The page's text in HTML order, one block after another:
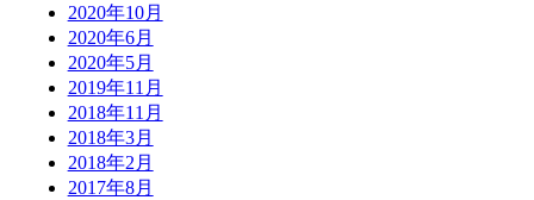
2020年10月
2020年6月
2020年5月
2019年11月
2018年11月
2018年3月
2018年2月
2017年8月